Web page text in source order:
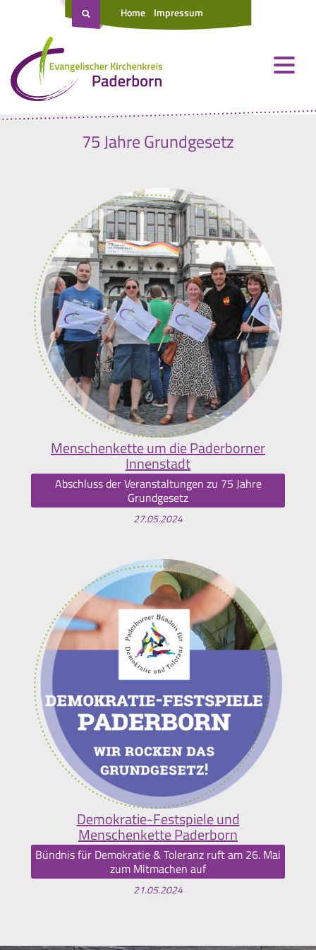
Home Impressum
75 Jahre Grundgesetz
Menschenkette um die Paderborner
Innenstadt
Abschluss der Veranstaltungen zu 75 Jahre
Grundgesetz
27.05.2024
Demokratie-Festspiele und
Menschenkette Paderborn
Bündnis für Demokratie & Toleranz ruft am 26. Mai
zum Mitmachen auf
21.05.2024